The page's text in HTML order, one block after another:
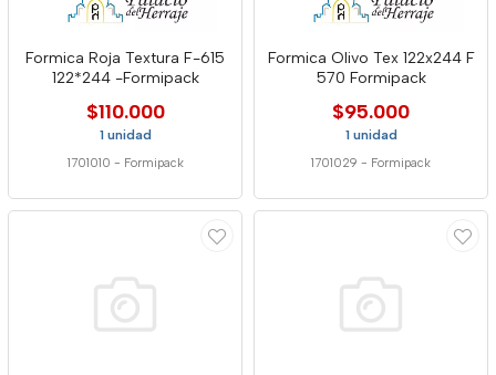
Formica Roja Textura F-615
122*244 -Formipack
$110.000
1 unidad
1701010 - Formipack
Formica Olivo Tex 122x244 F
570 Formipack
$95.000
1 unidad
1701029 - Formipack